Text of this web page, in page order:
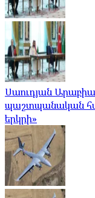
Սաուդյան
պաշտպանական
երկրի»